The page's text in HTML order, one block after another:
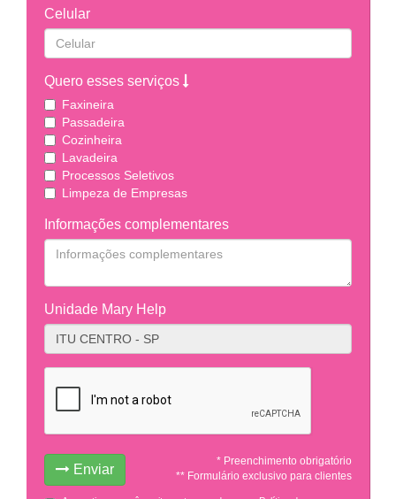
Celular
Quero esses serviços
Faxineira
Passadeira
Cozinheira
Lavadeira
Processos Seletivos
Limpeza de Empresas
Informações complementares
Unidade Mary Help
Enviar
* Preenchimento obrigatório
** Formulário exclusivo para clientes